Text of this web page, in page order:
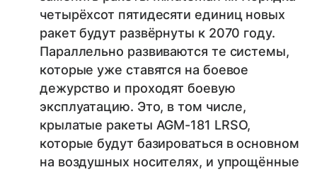
четырёхсот пятидесяти единиц новых
ракет будут развёрнуты к 2070 году.
Параллельно развиваются те системы,
которые уже ставятся на боевое
дежурство и проходят боевую
эксплуатацию. Это, в том числе,
крылатые ракеты AGM-181 LRSO,
которые будут базироваться в основном
на воздушных носителях, и упрощённые